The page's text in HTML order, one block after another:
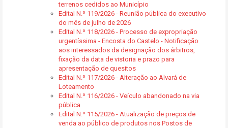
terrenos cedidos ao Município
Edital N.º 119/2026 - Reunião pública do executivo
do mês de julho de 2026
Edital N.º 118/2026 - Processo de expropriação
urgentíssima - Encosta do Castelo - Notificação
aos interessados da designação dos árbitros,
fixação da data de vistoria e prazo para
apresentação de quesitos
Edital N.º 117/2026 - Alteração ao Alvará de
Loteamento
Edital N.º 116/2026 - Veículo abandonado na via
pública
Edital N.º 115/2026 - Atualização de preços de
venda ao público de produtos nos Postos de